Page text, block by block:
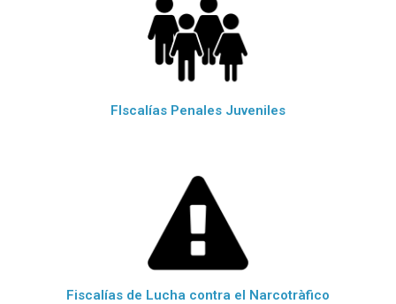
FIscalías Penales Juveniles
Fiscalías de Lucha contra el Narcotràfico